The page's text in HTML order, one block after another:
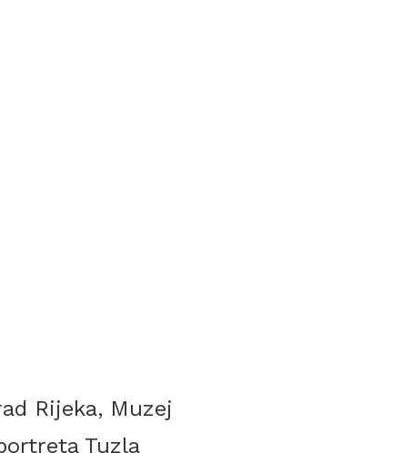
Rijeka, Muzej
Tuzla